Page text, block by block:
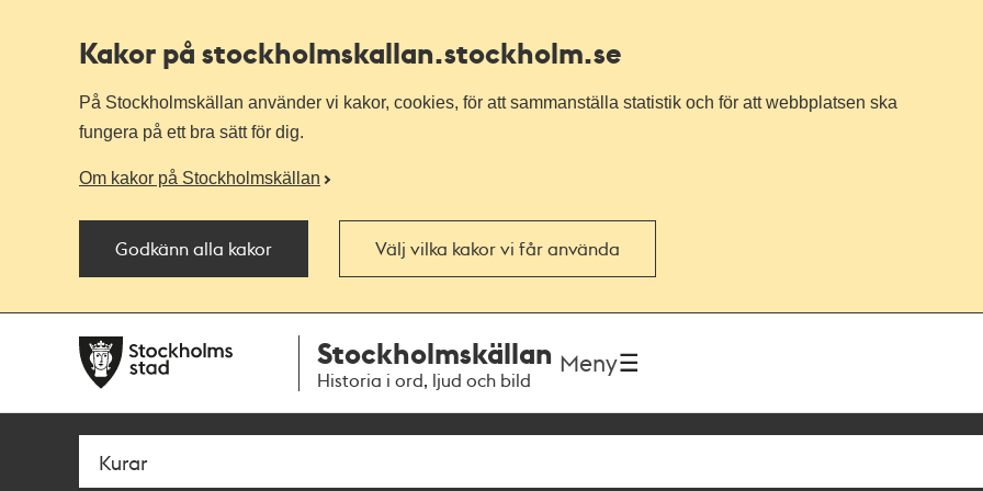
Kakor på stockholmskallan.stockholm.se
På Stockholmskällan använder vi kakor, cookies, för att sammanställa statistik och för att webbplatsen ska
fungera på ett bra sätt för dig.
Om kakor på Stockholmskällan
Godkänn alla kakor Välj vilka kakor vi får använda
navigationen
huvudinnehållet
Stockholmskällan
Historia i ord, ljud och bild
Meny
Sök